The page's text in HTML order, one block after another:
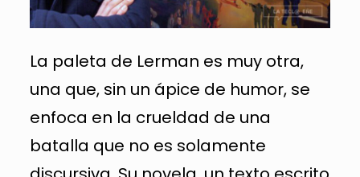
La paleta de Lerman es muy otra,
una que, sin un ápice de humor, se
enfoca en la crueldad de una
batalla que no es solamente